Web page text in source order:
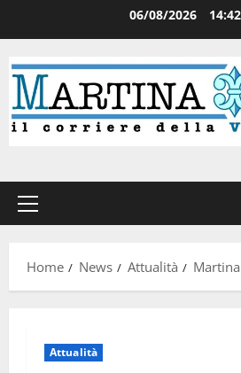
06/08/2026
Home News Attualità
Attualità